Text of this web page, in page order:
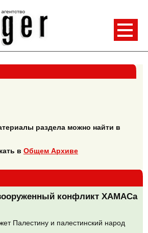
раздела можно найти в
в Общем Архиве
конфликт ХАМАСа
Палестину и палестинский народ